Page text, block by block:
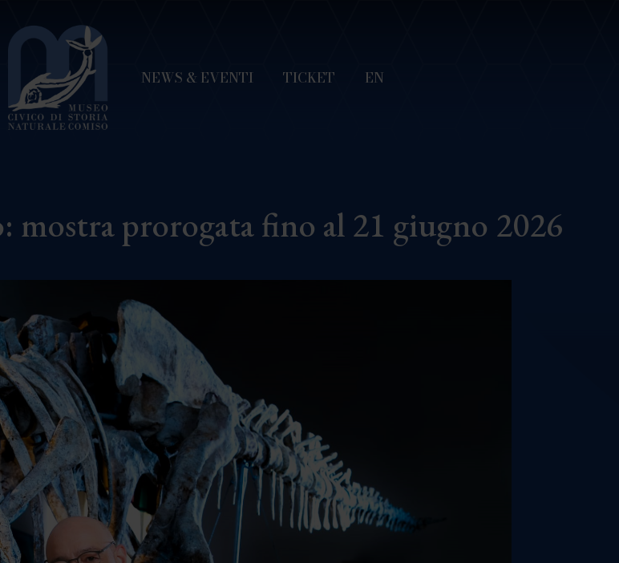
NEWS & EVENTI TICKET EN
mostra prorogata fino al 21 giugno 2026